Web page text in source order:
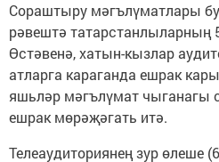
Сораштыру мәгълүматлары
рәвештә татарстанлыларның
Өстәвенә, хатын-кызлар
атларга караганда ешрак
яшьләр мәгълүмат чыганагы
ешрак мөрәҗәгать итә.
Телеаудиториянең зур өлеше